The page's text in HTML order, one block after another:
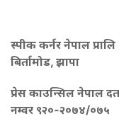
स्पीक कर्नर नेपाल प्रालि
बिर्तामोड, झापा
प्रेस काउन्सिल नेपाल
नम्वर ९२०-२०७४/०७५